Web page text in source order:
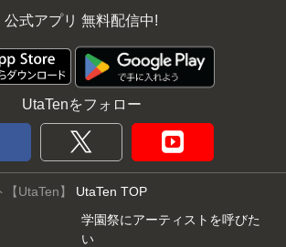
公式アプリ 無料配信中!
UtaTenをフォロー
UtaTen】 UtaTen TOP
学園祭にアーティストを呼びた
い